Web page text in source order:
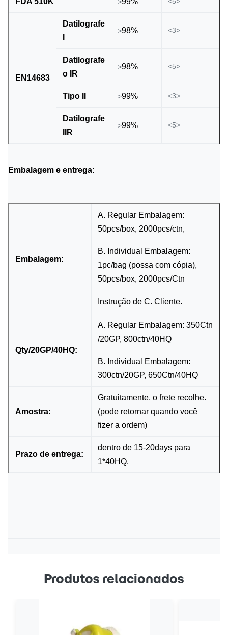
EN14683
Datilografe
>98% <3>
Datilografe
o IR
>98% <5>
Tipo II >99% <3>
Datilografe
IIR
>99% <5>
Embalagem e entrega:
Embalagem:
A. Regular Embalagem:
50pcs/box, 2000pcs/ctn,
B. Individual Embalagem:
1pc/bag (possa com cópia),
50pcs/box, 2000pcs/Ctn
Instrução de C. Cliente.
Qty/20GP/40HQ:
A. Regular Embalagem: 350Ctn
/20GP, 800ctn/40HQ
B. Individual Embalagem:
300ctn/20GP, 650Ctn/40HQ
Amostra:
Gratuitamente, o frete recolhe.
(pode retornar quando você
fizer a ordem)
Prazo de entrega:
dentro de 15-20days para
1*40HQ.
Produtos relacionados